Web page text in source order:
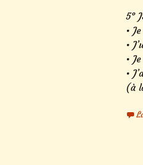
5°
•
•
•
•
(à